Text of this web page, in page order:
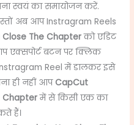
स्वयं का समायोजन करें.
अब आप Instragram Reels
The Chapter को एडिट
एक्सपोर्ट बटन पर क्लिक
Reel में डालकर इसे
ही नहीं आप CapCut
Chapter में से किसी एक का
हैं।